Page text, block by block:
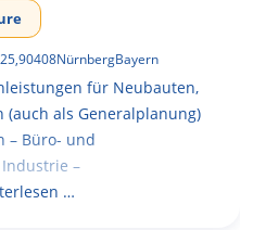
,90408NürnbergBayern
für Neubauten,
(auch als Generalplanung)
– Büro- und
–
…